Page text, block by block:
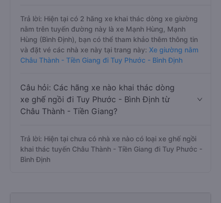
Trả lời: Hiện tại có 2 hãng xe khai thác dòng xe giường
nằm trên tuyến đường này là xe Mạnh Hùng, Mạnh
Hùng (Bình Định), bạn có thể tham khảo thêm thông tin
và đặt vé các nhà xe này tại trang này: Xe giường nằm
Châu Thành - Tiền Giang đi Tuy Phước - Bình Định
Câu hỏi: Các hãng xe nào khai thác dòng
xe ghế ngồi đi Tuy Phước - Bình Định từ
Châu Thành - Tiền Giang?
Trả lời: Hiện tại chưa có nhà xe nào có loại xe ghế ngồi
khai thác tuyến Châu Thành - Tiền Giang đi Tuy Phước -
Bình Định